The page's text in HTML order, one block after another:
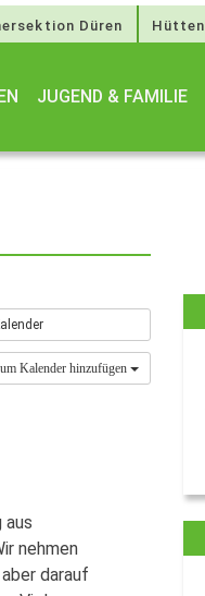
Düren
JUGEND & FAMILIE
Kalender hinzufügen
aus
nehmen
darauf